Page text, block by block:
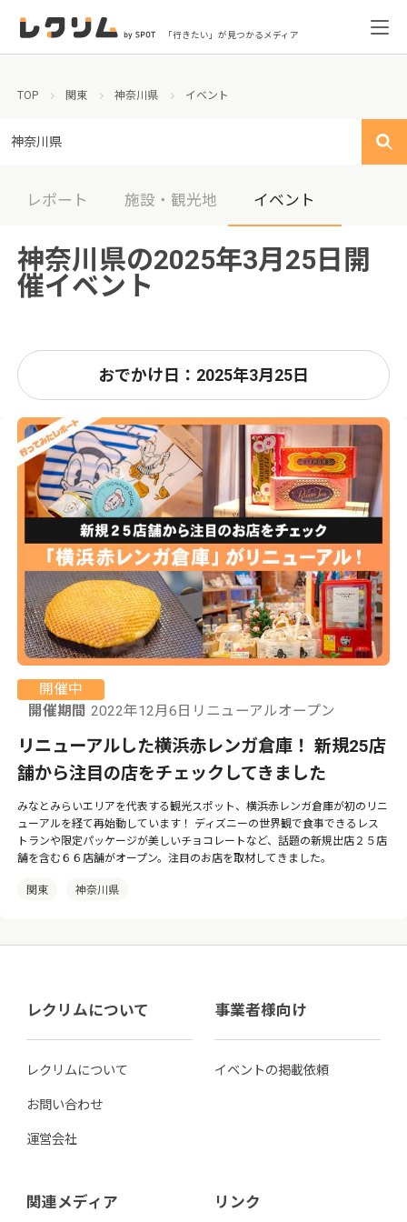
「行きたい」が見つかるメディア
TOP 関東 神奈川県 イベント
神奈川県
レポート 施設・観光地 イベント
神奈川県の2025年3月25日開
催イベント
おでかけ日：2025年3月25日
開催中
開催期間 2022年12月6日リニューアルオープン
リニューアルした横浜赤レンガ倉庫！ 新規25店
舗から注目の店をチェックしてきました
みなとみらいエリアを代表する観光スポット、横浜赤レンガ倉庫が初のリニ
ューアルを経て再始動しています！ ディズニーの世界観で食事できるレス
トランや限定パッケージが美しいチョコレートなど、話題の新規出店２５店
舗を含む６６店舗がオープン。注目のお店を取材してきました。
関東 神奈川県
レクリムについて
レクリムについて
お問い合わせ
運営会社
事業者様向け
イベントの掲載依頼
関連メディア リンク